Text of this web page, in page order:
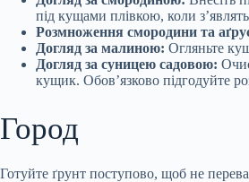
під кущами плівкою, коли
Розмноження смородини та
Догляд за малиною: Огляньте
Догляд за суницею садовою:
кущик. Обов’язково підгодуйте
Город
Готуйте ґрунт поступово, щоб не